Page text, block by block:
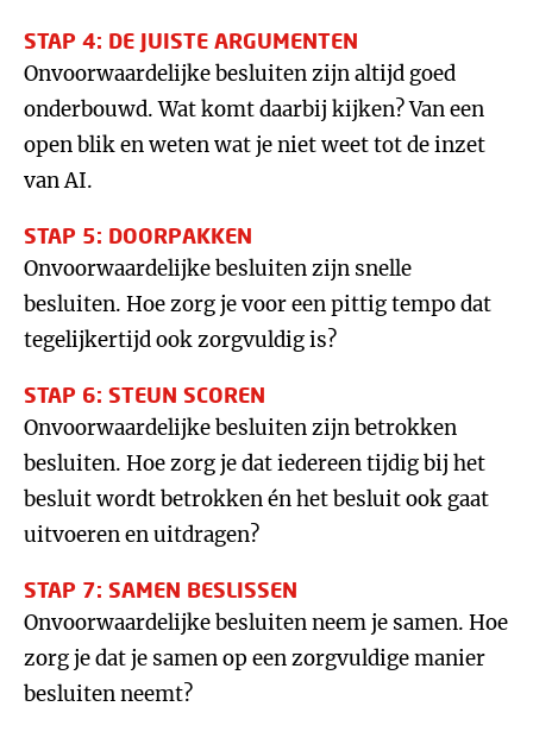
STAP 4: DE JUISTE ARGUMENTEN
Onvoorwaardelijke besluiten zijn altijd goed
onderbouwd. Wat komt daarbij kijken? Van een
open blik en weten wat je niet weet tot de inzet
van AI.
STAP 5: DOORPAKKEN
Onvoorwaardelijke besluiten zijn snelle
besluiten. Hoe zorg je voor een pittig tempo dat
tegelijkertijd ook zorgvuldig is?
STAP 6: STEUN SCOREN
Onvoorwaardelijke besluiten zijn betrokken
besluiten. Hoe zorg je dat iedereen tijdig bij het
besluit wordt betrokken én het besluit ook gaat
uitvoeren en uitdragen?
STAP 7: SAMEN BESLISSEN
Onvoorwaardelijke besluiten neem je samen. Hoe
zorg je dat je samen op een zorgvuldige manier
besluiten neemt?